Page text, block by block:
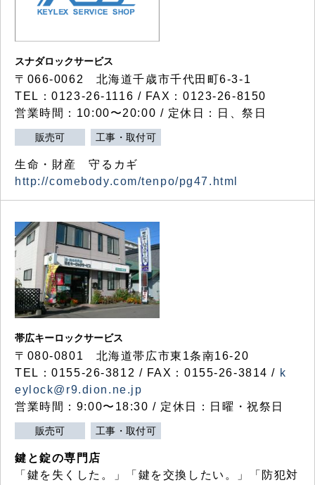
スナダロックサービス
〒066-0062 北海道千歳市千代田町6-3-1
TEL：0123-26-1116 / FAX：0123-26-8150
営業時間：10:00〜20:00 / 定休日：日、祭日
販売可 工事・取付可
生命・財産 守るカギ
http://comebody.com/tenpo/pg47.html
帯広キーロックサービス
〒080-0801 北海道帯広市東1条南16-20
TEL：0155-26-3812 / FAX：0155-26-3814 / k
eylock@r9.dion.ne.jp
営業時間：9:00〜18:30 / 定休日：日曜・祝祭日
販売可 工事・取付可
鍵と錠の専門店
「鍵を失くした。」「鍵を交換したい。」「防犯対